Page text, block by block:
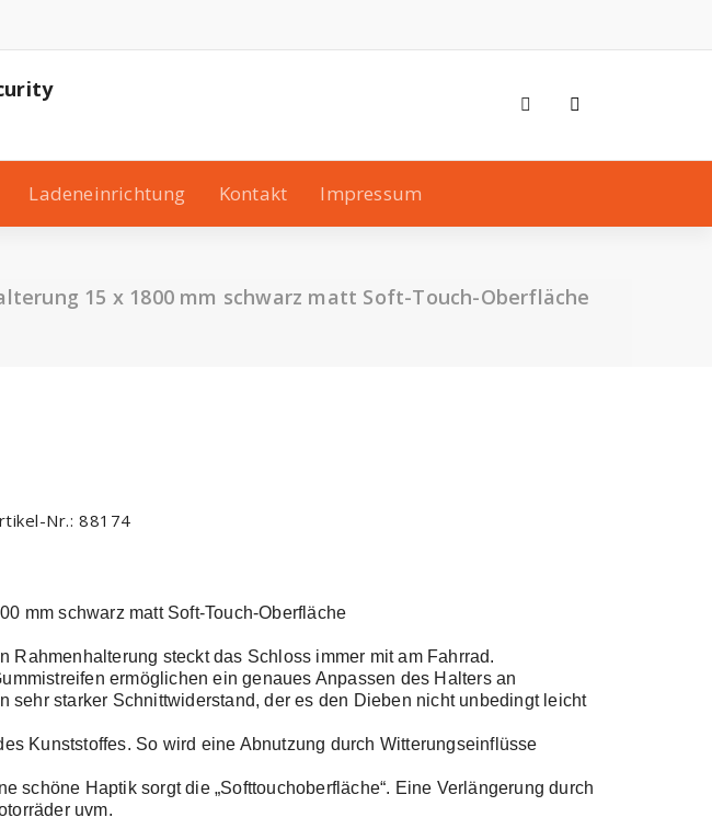
Ladeneinrichtung Kontakt Impressum
15 x 1800 mm schwarz matt Soft-Touch-Oberfläche
Nr.: 88174
mm schwarz matt Soft-Touch-Oberfläche
steckt das Schloss immer mit am Fahrrad.
ermöglichen ein genaues Anpassen des Halters an
starker Schnittwiderstand, der es den Dieben nicht unbedingt leicht
Kunststoffes. So wird eine Abnutzung durch Witterungseinflüsse
schöne Haptik sorgt die „Softtouchoberfläche“. Eine Verlängerung durch
uvm.